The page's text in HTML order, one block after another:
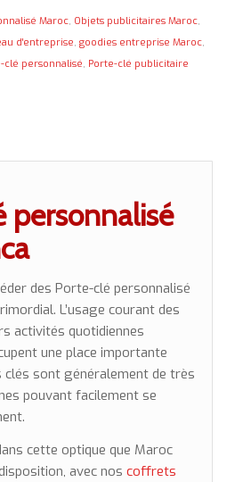
Maroc, Objets publicitaires Maroc,
d'entreprise, goodies entreprise Maroc,
clé personnalisé, Porte-clé publicitaire
personnalisé
des Porte-clé personnalisé
L’usage courant des
activités quotidiennes
une place importante
clés sont généralement de très
pouvant facilement se
cette optique que Maroc
avec nos coffrets